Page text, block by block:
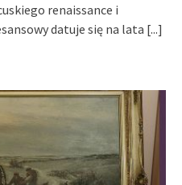
renaissance i
datuje się na lata [...]